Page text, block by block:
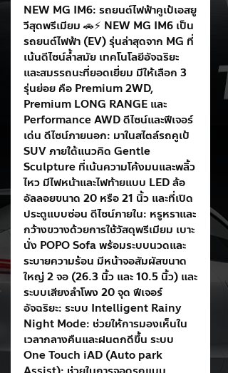
NEW MG IM6: รถยนต์ไฟฟ้าคูเป้เอสยู
วีสุดพรีเมียม 🚗⚡️ NEW MG IM6 เป็น
รถยนต์ไฟฟ้า (EV) รุ่นล่าสุดจาก MG ที่
เน้นดีไซน์ล้ำสมัย เทคโนโลยีอัจฉริยะ
และสมรรถนะที่ยอดเยี่ยม มีให้เลือก 3
รุ่นย่อย คือ Premium 2WD,
Premium LONG RANGE และ
Performance AWD ดีไซน์และฟีเจอร์
เด่น ดีไซน์ภายนอก: มาในสไตล์รถคูเป้
SUV ภายใต้แนวคิด Gentle
Sculpture ที่เน้นความโค้งมนและพลิ้ว
ไหว มีไฟหน้าและไฟท้ายแบบ LED ล้อ
อัลลอยขนาด 20 หรือ 21 นิ้ว และที่เปิด
ประตูแบบซ่อน ดีไซน์ภายใน: หรูหราและ
กว้างขวางด้วยการใช้วัสดุพรีเมียม เบาะ
นั่ง POPO Sofa พร้อมระบบนวดและ
ระบายความร้อน มีหน้าจอสัมผัสขนาด
ใหญ่ 2 จอ (26.3 นิ้ว และ 10.5 นิ้ว) และ
ระบบเสียงลำโพง 20 จุด ฟีเจอร์
อัจฉริยะ: ระบบ Intelligent Rainy
Night Mode: ช่วยให้การมองเห็นใน
เวลากลางคืนและฝนตกดีขึ้น ระบบ
One Touch iAD (Auto park